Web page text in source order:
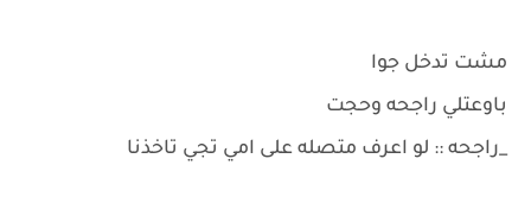
مشت تدخل جوا
باوعتلي راجحه وحجت
_راجحه :: لو اعرف متصله على امي تجي تاخذنا